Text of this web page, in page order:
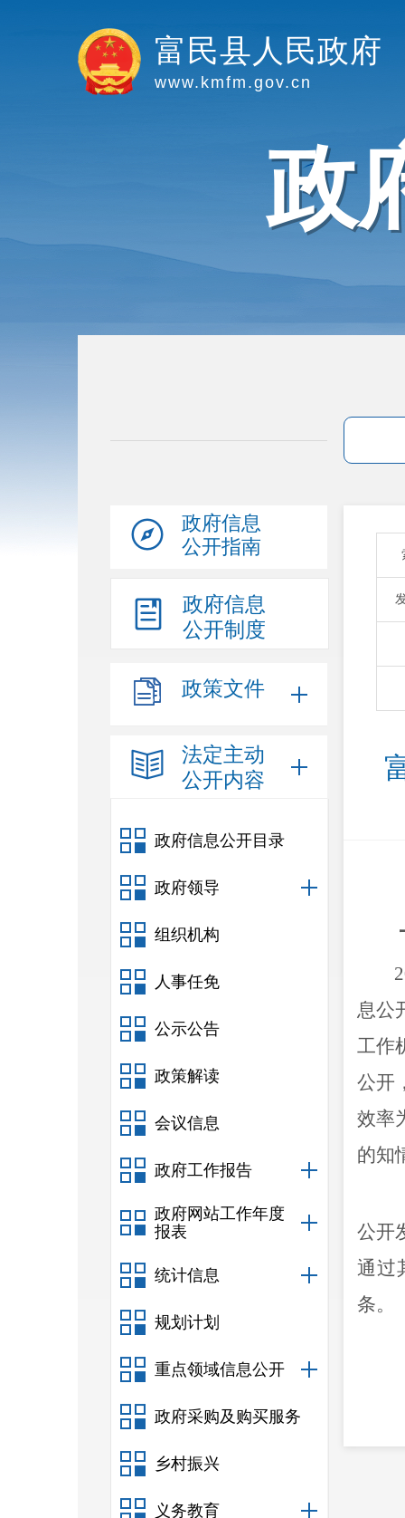
富民县人民政府
www.kmfm.gov.cn
政
政府信息
公开指南
政府信息
公开制度
政策文件
法定主动
公开内容
政府信息公开目录
政府领导
组织机构
人事任免
公示公告
政策解读
会议信息
政府工作报告
政府网站工作年度
报表
统计信息
规划计划
重点领域信息公开
政府采购及购买服务
乡村振兴
义务教育
息公
工作
公开
效率
的知
公开
通过
条。